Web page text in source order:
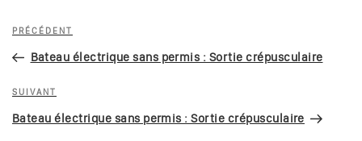
Navigation
l’article
Article
précédent
PRÉCÉDENT
Bateau électrique sans permis : Sortie crépusculaire
Article
suivant
SUIVANT
Bateau électrique sans permis : Sortie crépusculaire